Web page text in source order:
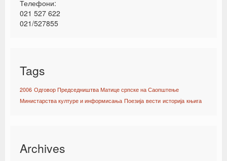
Телефони:
021 527 622
021/527855
Tags
2006 Одговор Председништва Матице српске на Саопштење
Министарства културе и информисања Поезија вести историја књига
Archives